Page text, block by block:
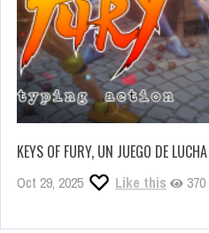
KEYS OF FURY, UN JUEGO DE
Oct 29, 2025 Like this